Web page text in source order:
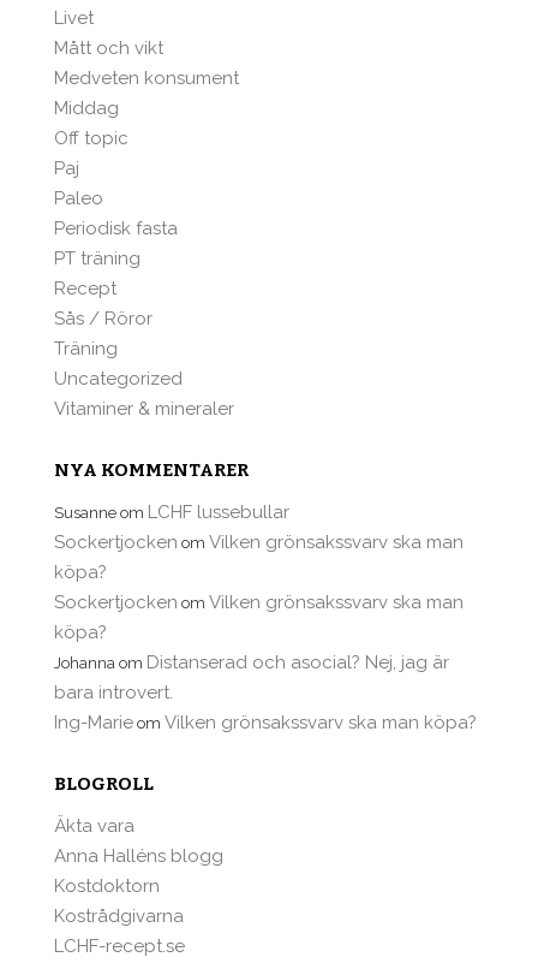
Livet
Mått och vikt
Medveten konsument
Middag
Off topic
Paj
Paleo
Periodisk fasta
PT träning
Recept
Sås / Röror
Träning
Uncategorized
Vitaminer & mineraler
NYA KOMMENTARER
Susanne om LCHF lussebullar
Sockertjocken om Vilken grönsakssvarv ska man
köpa?
Sockertjocken om Vilken grönsakssvarv ska man
köpa?
Johanna om Distanserad och asocial? Nej, jag är
bara introvert.
Ing-Marie om Vilken grönsakssvarv ska man köpa?
BLOGROLL
Äkta vara
Anna Halléns blogg
Kostdoktorn
Kostrådgivarna
LCHF-recept.se